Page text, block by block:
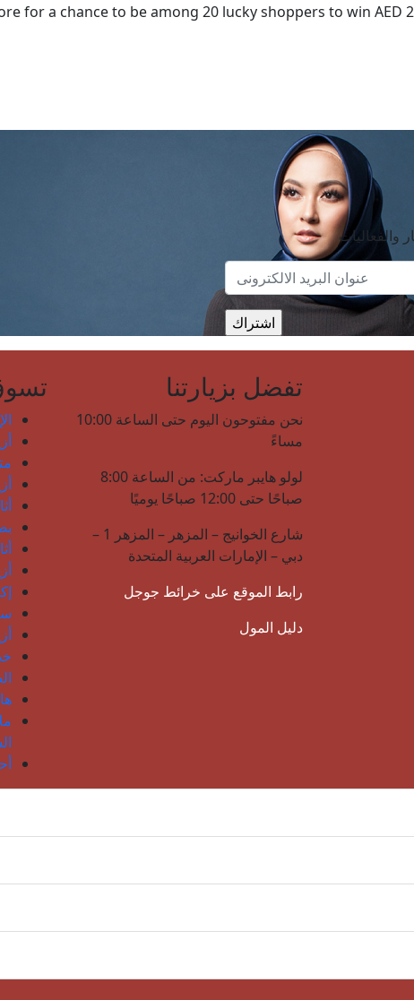
for a chance to be among 20 lucky shoppers to win AED
والفعاليات
تفضل بزيارتنا
نحن مفتوحون اليوم حتى الساعة 10:00
مساءً
لولو هايبر ماركت: من الساعة 8:00
صباحًا حتى 12:00 صباحًا يوميًا
شارع الخوانيج – المزهر – المزهر 1 –
دبي – الإمارات العربية المتحدة
رابط الموقع على خرائط جوجل
دليل المول